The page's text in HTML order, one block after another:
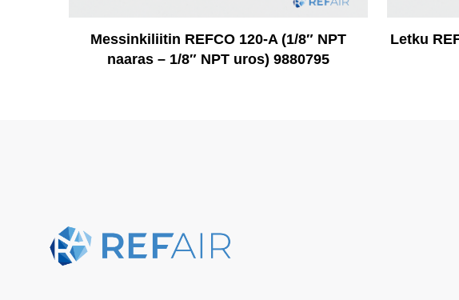
Messinkiliitin REFCO 120-A (1/8″ NPT
naaras – 1/8″ NPT uros) 9880795
Letku